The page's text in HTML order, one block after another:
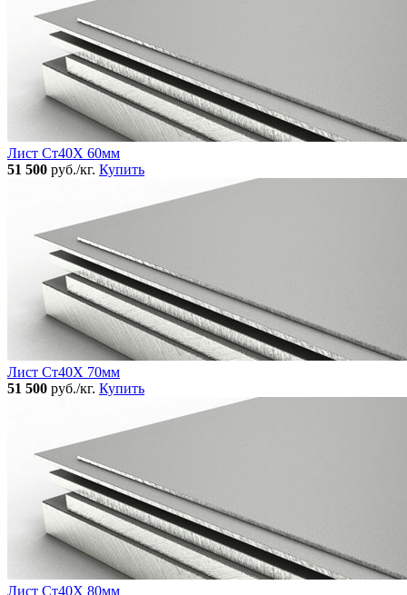
Лист Ст40Х 60мм
51 500 руб./кг. Купить
Лист Ст40Х 70мм
51 500 руб./кг. Купить
Лист Ст40Х 80мм